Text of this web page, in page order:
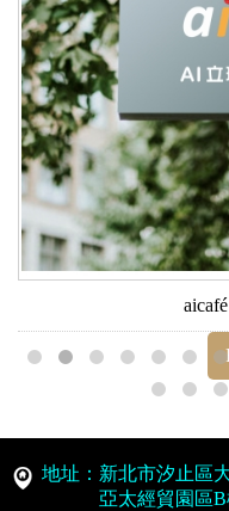
地址：新北市汐止區
亞太經貿園區B